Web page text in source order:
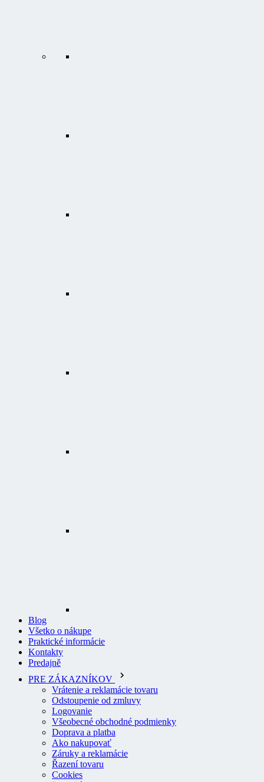
Všetko o nákupe
Praktické informácie
Kontakty
Predajně
PRE ZÁKAZNÍKOV
Vrátenie a reklamácie tovaru
Odstoupenie od zmluvy
Logovanie
Všeobecné obchodné podmienky
Doprava a platba
Ako nakupovať
Záruky a reklamácie
Řazení tovaru
Cookies
Pravidlá pre recenzie
Ochrana osobných údajov